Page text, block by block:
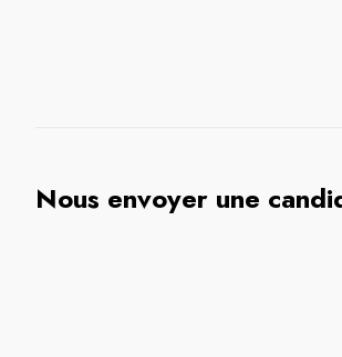
Nous envoyer une